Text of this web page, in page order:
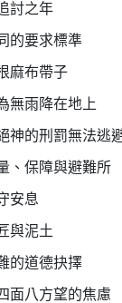
討之年
的要求標準
麻布帶子
無雨降在地上
神的刑罰無法逃
、保障與避難所
安息
與泥土
的道德抉擇
面八方望的焦慮